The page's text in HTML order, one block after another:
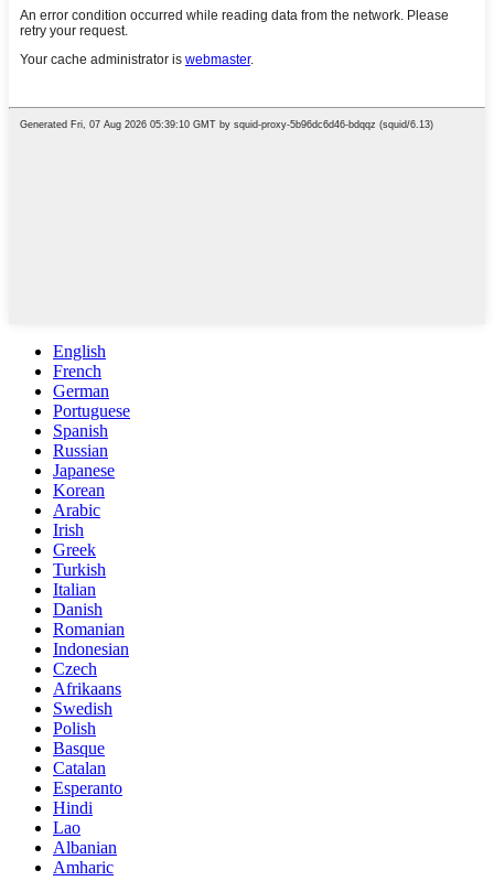
English
French
German
Portuguese
Spanish
Russian
Japanese
Korean
Arabic
Irish
Greek
Turkish
Italian
Danish
Romanian
Indonesian
Czech
Afrikaans
Swedish
Polish
Basque
Catalan
Esperanto
Hindi
Lao
Albanian
Amharic